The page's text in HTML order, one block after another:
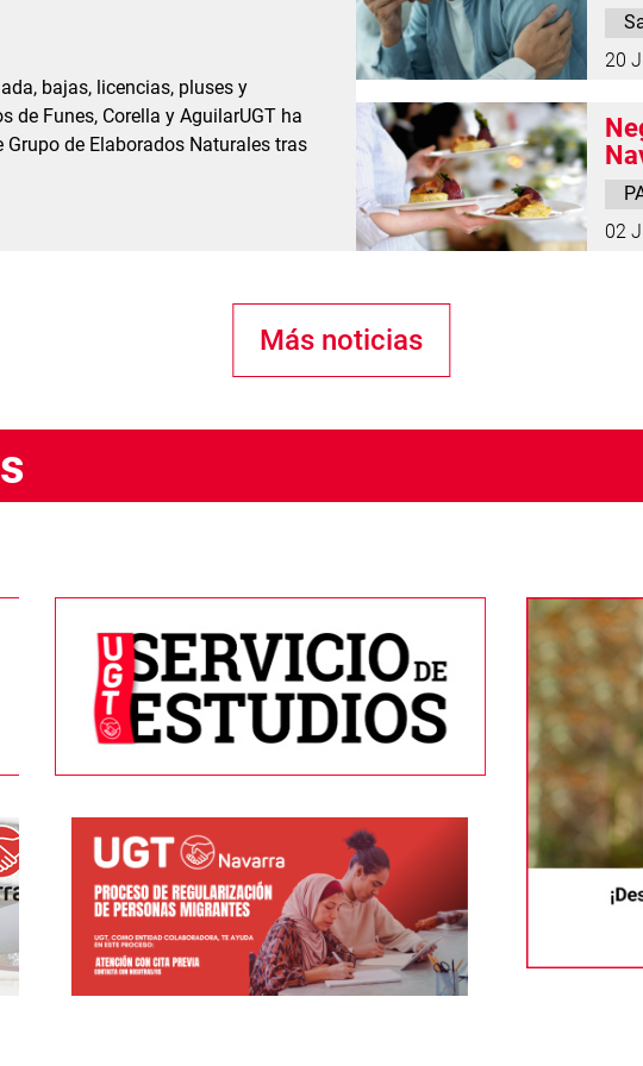
bajas, licencias, pluses y
Funes, Corella y AguilarUGT ha
de Elaborados Naturales tras
a
20
02
Más noticias